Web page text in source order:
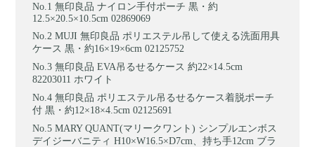
無印良品 ナイロン手付ポーチ 黒・約
12.5×20.5×10.5cm 02869069
MUJI 無印良品 ポリエステル吊して使える洗面用具
ケース 黒・約16×19×6cm 02125752
無印良品 EVA吊るせるケース 約22×14.5cm
82203011 ホワイト
無印良品 ポリエステル吊るせるケース着脱ポーチ
付 黒・約12×18×4.5cm 02125691
MARY QUANT(マリークワント) シンプルエンボス
デイジーバニティ H10×W16.5×D7cm、持ち手12cm ブラ